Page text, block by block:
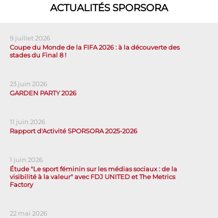
ACTUALITÉS SPORSORA
9 juillet 2026
Coupe du Monde de la FIFA 2026 : à la découverte des
stades du Final 8 !
23 juin 2026
GARDEN PARTY 2026
11 juin 2026
Rapport d'Activité SPORSORA 2025-2026
1 juin 2026
Étude "Le sport féminin sur les médias sociaux : de la
visibilité à la valeur" avec FDJ UNITED et The Metrics
Factory
22 mai 2026